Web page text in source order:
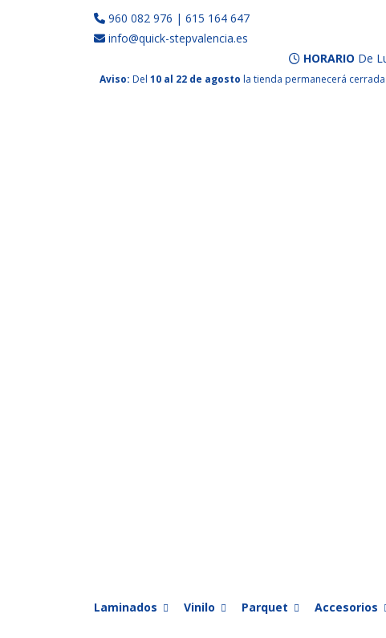
960 082 976 | 615 164 647
info@quick-stepvalencia.es
HORARIO De
Aviso: Del 10 al 22 de agosto la tienda permanecerá
Laminados Vinilo Parquet Accesorios